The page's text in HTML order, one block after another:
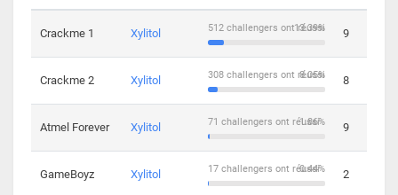
Crackme 1 Xylitol 13.39%
512 challengers ont réussi 9
Crackme 2 Xylitol 8.05%
308 challengers ont réussi 8
Atmel Forever Xylitol 1.86%
71 challengers ont réussi 9
GameBoyz Xylitol 0.44%
17 challengers ont réussi 2